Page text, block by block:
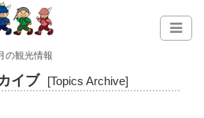
の観光情報
イブ [Topics Archive]